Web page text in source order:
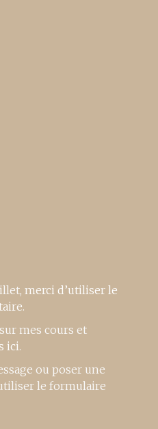
merci d’utiliser le
.
mes cours et
ici.
ou poser une
le formulaire